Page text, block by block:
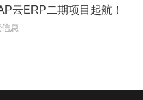
云ERP二期项目起航！
息